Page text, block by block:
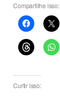
Compartilhe isso:
Curtir isso: